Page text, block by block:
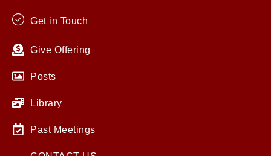
Get in Touch
Give Offering
Posts
Library
Past Meetings